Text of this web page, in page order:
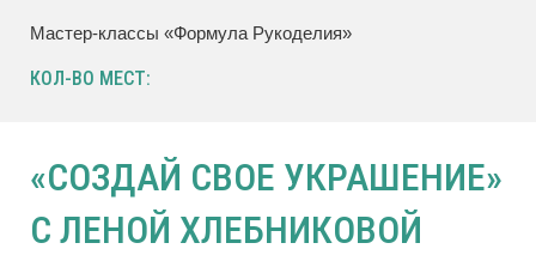
Мастер-классы «Формула Рукоделия»
КОЛ-ВО МЕСТ:
«СОЗДАЙ СВОЕ УКРАШЕНИЕ»
С ЛЕНОЙ ХЛЕБНИКОВОЙ